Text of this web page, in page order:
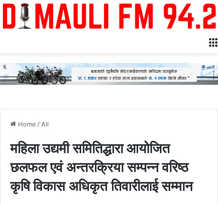
Home / All
महिला उद्यमी समितिद्धारा आयोजित
छलफल एवं अन्तरक्रिया सम्पन्न वरिष्ठ
कृषि विकास अधिकृत तिवारीलाई सम्मान